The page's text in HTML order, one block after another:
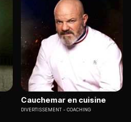
Cauchemar en cuisine
DIVERTISSEMENT COACHING